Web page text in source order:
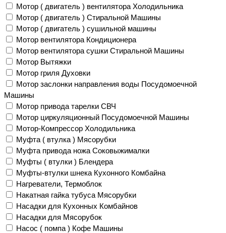
Мотор ( двигатель ) вентилятора Холодильника
Мотор ( двигатель ) Стиральной Машины
Мотор ( двигатель ) сушильной машины
Мотор вентилятора Кондиционера
Мотор вентилятора сушки Стиральной Машины
Мотор Вытяжки
Мотор гриля Духовки
Мотор заслонки направления воды Посудомоечной
Машины
Мотор привода тарелки СВЧ
Мотор циркуляционный Посудомоечной Машины
Мотор-Компрессор Холодильника
Муфта ( втулка ) Мясорубки
Муфта привода ножа Соковыжималки
Муфты ( втулки ) Блендера
Муфты-втулки шнека Кухонного Комбайна
Нагреватели, Термоблок
Накатная гайка тубуса Мясорубки
Насадки для Кухонных Комбайнов
Насадки для Мясорубок
Насос ( помпа ) Кофе Машины